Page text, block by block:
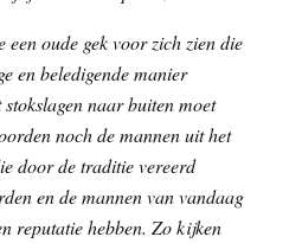
een oude gek voor zich zien die
en beledigende manier
naar buiten moet
noch de mannen uit het
door de traditie vereerd
en de mannen van vandaag
reputatie hebben. Zo kijken